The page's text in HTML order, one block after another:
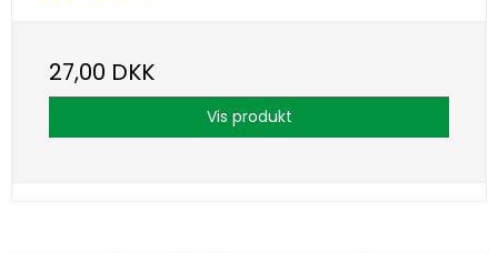
27,00 DKK
Vis produkt